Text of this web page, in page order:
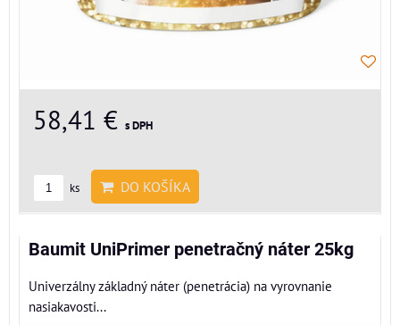
58,41 € s DPH
ks DO KOŠÍKA
Baumit UniPrimer penetračný náter 25kg
Univerzálny základný náter (penetrácia) na vyrovnanie
nasiakavosti...